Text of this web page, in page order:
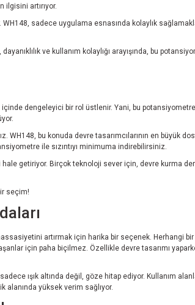
ilgisini artırıyor.
sadece uygulama esnasında kolaylık
ve kullanım kolaylığı arayışında, bu
dengeleyici bir rol üstlenir. Yani, bu
WH148, bu konuda devre tasarımcılarının en büyük
ile sızıntıyı minimuma indirebilirsiniz.
hale getiriyor. Birçok teknoloji sever için, devre kurma
seçim!
artırmak için harika bir seçenek. Herhangi
için paha biçilmez. Özellikle devre tasarımı
ışık altında değil, göze hitap ediyor. Kullanım
yüksek verim sağlıyor.